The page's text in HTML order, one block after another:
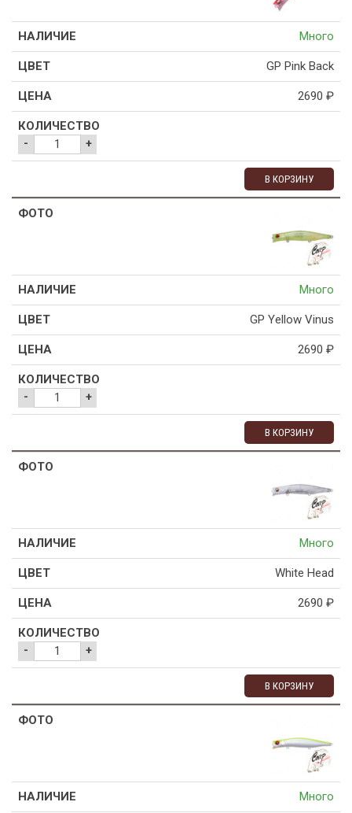
Много
GP Pink Back
2690 ₽
- +
В КОРЗИНУ
Много
GP Yellow Vinus
2690 ₽
- +
В КОРЗИНУ
Много
White Head
2690 ₽
- +
В КОРЗИНУ
Много